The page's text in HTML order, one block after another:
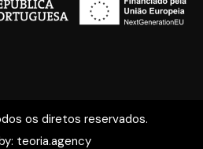
os diretos reservados.
teoria.agency